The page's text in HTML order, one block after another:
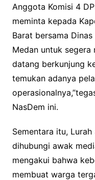
Anggota Komisi 4
meminta kepada
Barat bersama
Medan untuk segera
datang berkunjung
temukan adanya
NasDem ini.
Sementara itu,
dihubungi awak
mengakui bahwa
membuat warga